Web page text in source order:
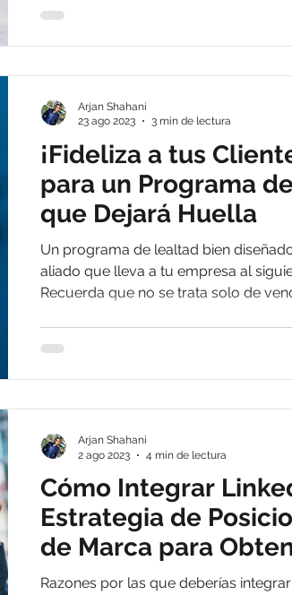
¡Fideliza a tus
para un Programa
que Dejará Huella
Un programa de lealtad bien
aliado que lleva a tu empresa al
Recuerda que no se trata solo de
Arjan Shahani
23 ago 2023
3 min de lectura
Cómo Integrar
Estrategia de
de Marca para
Óptimos Resultados
Razones por las que deberías
Arjan Shahani
2 ago 2023
4 min de lectura